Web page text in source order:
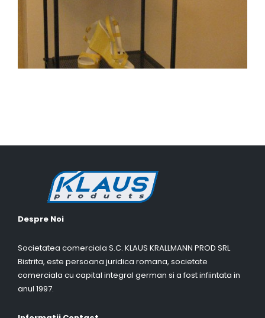
Despre Noi
Societatea comerciala S.C. KLAUS KRALLMANN PROD SRL
Bistrita, este persoana juridica romana, societate
comerciala cu capital integral german si a fost infiintata in
anul 1997.